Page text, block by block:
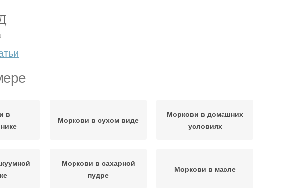
в
Моркови в сухом виде
Моркови в домашних
условиях
Моркови в сахарной
пудре
Моркови в масле